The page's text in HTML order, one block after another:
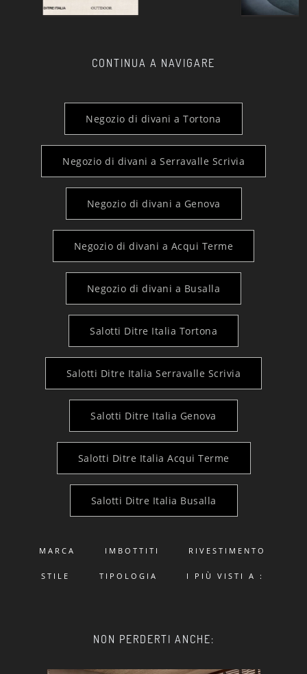
CONTINUA A NAVIGARE
Negozio di divani a Tortona
Negozio di divani a Serravalle Scrivia
Negozio di divani a Genova
Negozio di divani a Acqui Terme
Negozio di divani a Busalla
Salotti Ditre Italia Tortona
Salotti Ditre Italia Serravalle Scrivia
Salotti Ditre Italia Genova
Salotti Ditre Italia Acqui Terme
Salotti Ditre Italia Busalla
MARCA IMBOTTITI RIVESTIMENTO
STILE TIPOLOGIA I PIÙ VISTI A :
NON PERDERTI ANCHE: